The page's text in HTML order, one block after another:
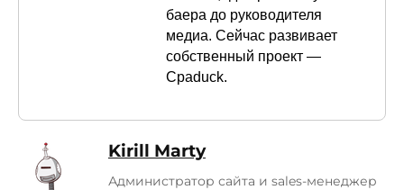
баера до руководителя
медиа. Сейчас развивает
собственный проект —
Cpaduck.
Kirill Marty
Администратор сайта и sales-менеджер